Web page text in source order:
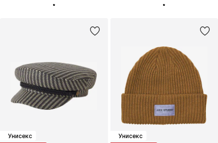
Унисекс
Унисекс